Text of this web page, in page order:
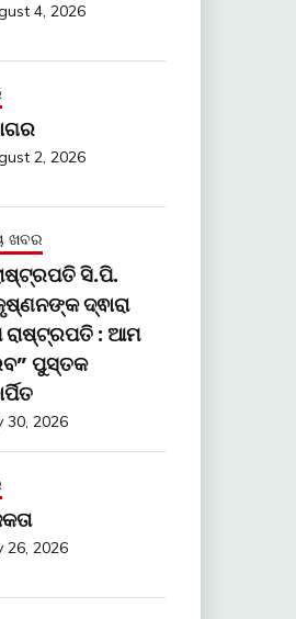
4, 2026
2, 2026
ଖବର
ସି.ପି.
ଦ୍ଵାରା
: ଆମ
ପୁସ୍ତକ
30, 2026
26, 2026